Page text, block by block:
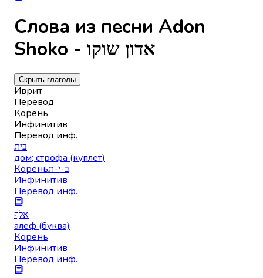
Слова из песни Adon
Shoko - אדון שוקו
Скрыть глаголы
Иврит
Перевод
Корень
Инфинитив
Перевод инф.
בית
дом; строфа (куплет)
Кореньב-י-ת
Инфинитив
Перевод инф.
אלף
алеф (буква)
Корень
Инфинитив
Перевод инф.